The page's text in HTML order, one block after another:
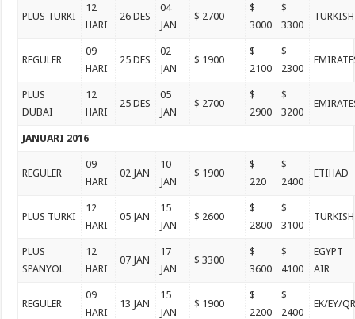
PLUS TURKI
12
HARI
26 DES
04
JAN
$ 2700
$
3000
$
3300
TURKISH
REGULER
09
HARI
25 DES
02
JAN
$ 1900
$
2100
$
2300
PLUS
DUBAI
12
HARI
25 DES
05
JAN
$ 2700
$
2900
$
3200
JANUARI 2016
REGULER
09
HARI
02 JAN
10
JAN
$ 1900
$
220
$
2400
ETIHAD
PLUS TURKI
12
HARI
05 JAN
15
JAN
$ 2600
$
2800
$
3100
TURKISH
PLUS
SPANYOL
12
HARI
07 JAN
17
JAN
$ 3300
$
3600
$
4100
EGYPT
AIR
REGULER
09
HARI
13 JAN
15
JAN
$ 1900
$
2200
$
2400
EK/EY/